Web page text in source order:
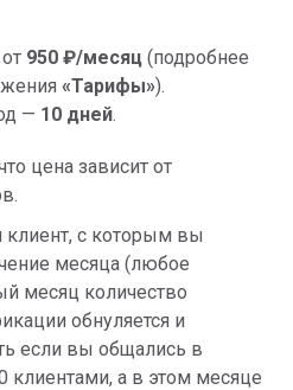
950 ₽/месяц (подробнее
«Тарифы»).
— 10 дней.
цена зависит от
клиент, с которым вы
месяца (любое
месяц количество
обнуляется и
если вы общались в
а в этом месяце